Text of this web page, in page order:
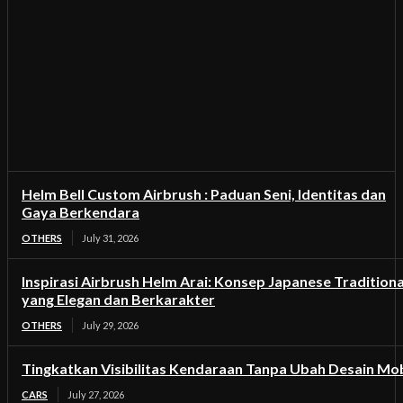
Helm Bell Custom Airbrush : Paduan Seni, Identitas dan
Gaya Berkendara
OTHERS July 31, 2026
Inspirasi Airbrush Helm Arai: Konsep Japanese
yang Elegan dan Berkarakter
OTHERS July 29, 2026
Tingkatkan Visibilitas Kendaraan Tanpa Ubah Desain
CARS July 27, 2026